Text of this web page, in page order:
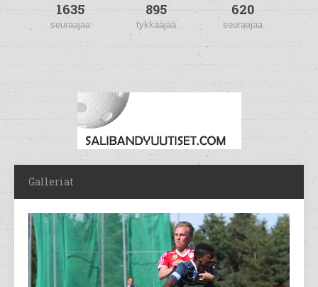
1635
seuraajaa
895
tykkääjää
620
seuraajaa
Galleriat